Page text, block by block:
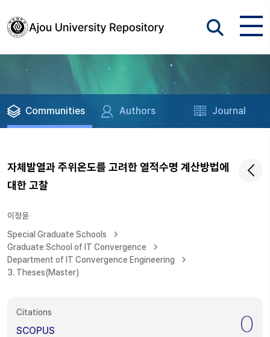
Communities Authors Journal
자체발열과 주위온도를 고려한 열적수명 계산방법에
대한 고찰
이정윤
Special Graduate Schools
Graduate School of IT Convergence
Department of IT Convergence Engineering
3. Theses(Master)
Citations
SCOPUS 0